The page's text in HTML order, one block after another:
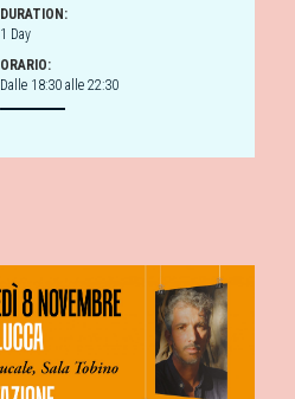
DURATION:
1 Day
ORARIO:
Dalle 18:30 alle 22:30